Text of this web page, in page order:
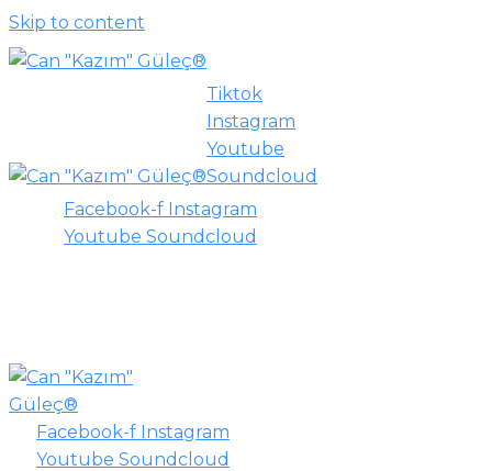
Skip to content
Tiktok
Instagram
Youtube
Soundcloud
Facebook-f Instagram
Youtube Soundcloud
Facebook-f Instagram
Youtube Soundcloud